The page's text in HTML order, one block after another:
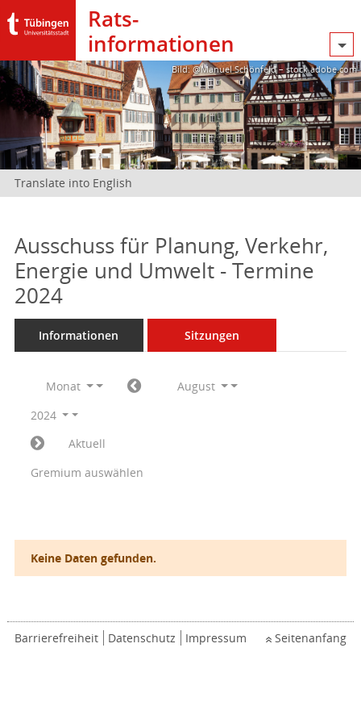
Rats­
informationen
Bild: @Manuel Schönfeld – stock.adobe.com
Translate into English
Ausschuss für Planung, Verkehr,
Energie und Umwelt - Termine
2024
Informationen Sitzungen
Monat
August
2024
Aktuell
Gremium auswählen
Keine Daten gefunden.
Barrierefreiheit Datenschutz Impressum Seitenanfang